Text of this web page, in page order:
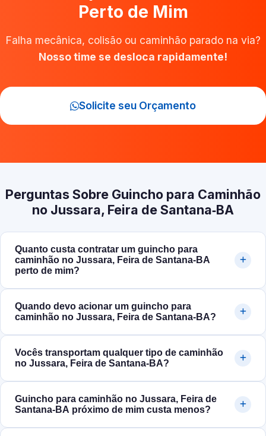
Perto de Mim
Falha mecânica, colisão ou caminhão parado na via?
Nosso time se desloca rapidamente!
Solicite seu Orçamento
Perguntas Sobre Guincho para Caminhão
no Jussara, Feira de Santana‑BA
Quanto custa contratar um guincho para
caminhão no Jussara, Feira de Santana‑BA
perto de mim?
Quando devo acionar um guincho para
caminhão no Jussara, Feira de Santana‑BA?
Vocês transportam qualquer tipo de caminhão
no Jussara, Feira de Santana‑BA?
Guincho para caminhão no Jussara, Feira de
Santana‑BA próximo de mim custa menos?